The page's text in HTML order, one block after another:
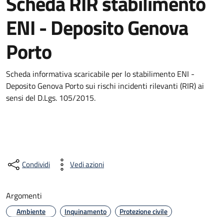
ENI - Deposito Genova
Porto
Scheda informativa scaricabile per lo stabilimento ENI -
Deposito Genova Porto sui rischi incidenti rilevanti (RIR) ai
sensi del D.Lgs. 105/2015.
Condividi Vedi azioni
Argomenti
Ambiente Inquinamento Protezione civile